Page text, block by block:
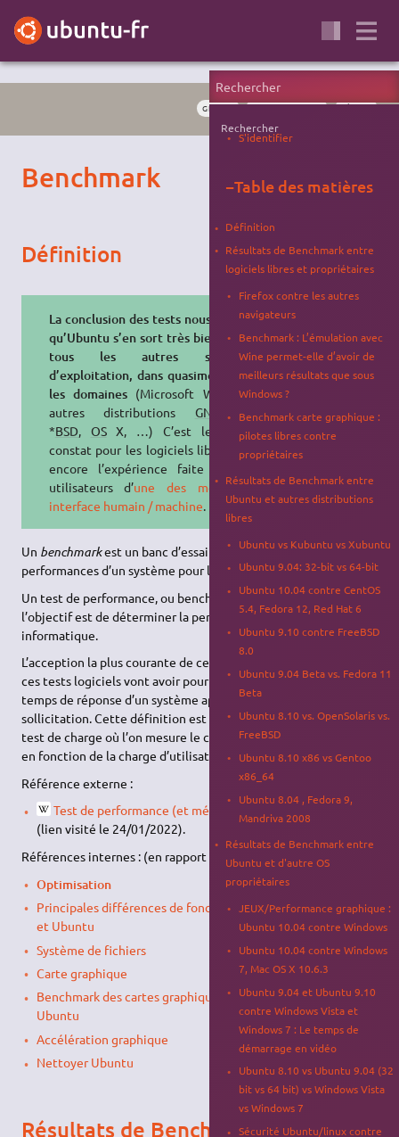
GNOME ADMINISTRATION RÉSEAU
Benchmark
Définition
La conclusion des tests nous montre
qu’Ubuntu s’en sort très bien face à
tous les autres systèmes
d’exploitation, dans quasiment tous
les domaines (Microsoft Windows,
autres distributions GNU
/Linux,
*BSD OSX, …) C’est le même
constat pour les logiciels libres – ou
encore l’expérience faite par les
utilisateurs d’une des meilleures
interface humain / machine
Un benchmarkest un banc d’essai permettant de mesurer les
performances d’un système pour le comparer à d’autres.
Un test de performance, ou benchmark, est un test dont
l’objectif est de déterminer la performance d’un système
informatique.
L’acception la plus courante de ce terme est celle dans laquelle
ces tests logiciels vont avoir pour objectif de mesurer les
temps de réponse d’un système applicatif en fonction de sa
sollicitation. Cette définition est donc très proche de celle de
test de charge où l’on mesure le comportement d’un système
en fonction de la charge d’utilisateurs simultanés.
Référence externe :
Test de performance (et méthodologie)
sur Wikipedia
(lien visité le 24/01/2022).
Références internes : (en rapport avec le sujet)
Optimisation
Principales différences de fonctionnement entre Windows
et Ubuntu
Système de fichiers
Carte graphique
Benchmark des cartes graphiques par la communauté
Ubuntu
Accélération graphique
Nettoyer Ubuntu
Résultats de Benchmark entre
Rechercher
S'identifier
−Table des matières
Définition
Résultats de Benchmark entre
logiciels libres et propriétaires
Firefox contre les autres
navigateurs
Benchmark : L’émulation avec
Wine permet-elle d’avoir de
meilleurs résultats que sous
Windows ?
Benchmark carte graphique :
pilotes libres contre
propriétaires
Résultats de Benchmark entre
Ubuntu et autres distributions
libres
Ubuntu vs Kubuntu vs Xubuntu
Ubuntu 9.04: 32-bit vs 64-bit
Ubuntu 10.04 contre CentOS
5.4, Fedora 12, Red Hat 6
Ubuntu 9.10 contre FreeBSD
8.0
Ubuntu 9.04 Beta vs. Fedora 11
Beta
Ubuntu 8.10 vs. OpenSolaris vs.
FreeBSD
Ubuntu 8.10 x86 vs Gentoo
x86_64
Ubuntu 8.04 , Fedora 9,
Mandriva 2008
Résultats de Benchmark entre
Ubuntu et d'autre OS
propriétaires
JEUX/Performance graphique :
Ubuntu 10.04 contre Windows
Ubuntu 10.04 contre Windows
7, Mac OS X 10.6.3
Ubuntu 9.04 et Ubuntu 9.10
contre Windows Vista et
Windows 7 : Le temps de
démarrage en vidéo
Ubuntu 8.10 vs Ubuntu 9.04 (32
bit vs 64 bit) vs Windows Vista
vs Windows 7
Sécurité Ubuntu/linux contre